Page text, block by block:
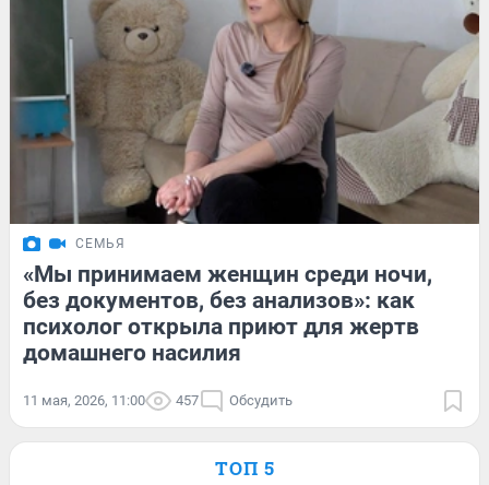
СЕМЬЯ
«Мы принимаем женщин среди ночи,
без документов, без анализов»: как
психолог открыла приют для жертв
домашнего насилия
11 мая, 2026, 11:00 457 Обсудить
ТОП 5